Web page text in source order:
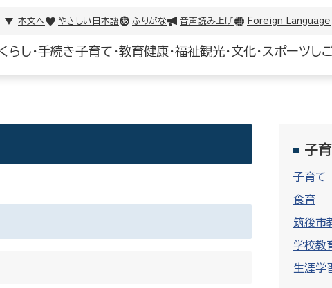
本文へ やさしい日本語 ふりがな 音声読み上げ Foreign Language
らし・手続き子育て・教育健康・福祉観光・文化・スポーツし
子
子育て
食育
筑後市
学校教
生涯学